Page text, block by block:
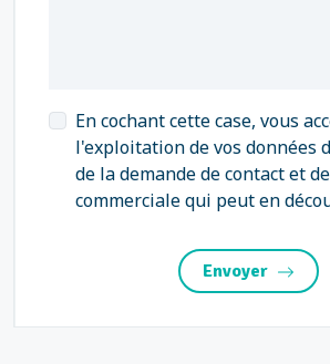
En cochant cette case, vous
l'exploitation de vos données
de la demande de contact et
commerciale qui peut en
Envoyer